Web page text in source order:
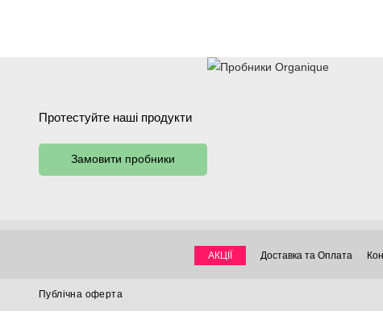
Протестуйте наші продукти
Замовити пробники
АКЦІЇ Доставка та Оплата
Публічна оферта